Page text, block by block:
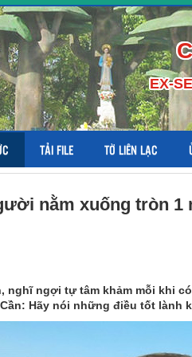
EX-
TẢI FILE TỜ LIÊN LẠC
nằm xuống tròn 1
nghĩ ngợi tự tâm khảm mỗi khi
Hãy nói những điều tốt lành